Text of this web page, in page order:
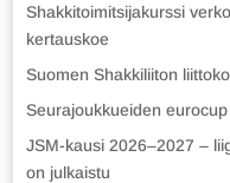
Shakkitoimitsijakurssi
kertauskoe
Suomen Shakkiliiton
Seurajoukkueiden
JSM-kausi 2026–2027 –
on julkaistu